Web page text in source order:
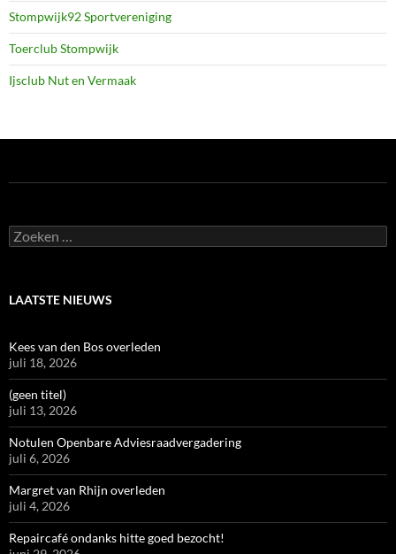
Stompwijk92 Sportvereniging
Toerclub Stompwijk
Ijsclub Nut en Vermaak
Zoeken
naar:
LAATSTE NIEUWS
Kees van den Bos overleden
juli 18, 2026
(geen titel)
juli 13, 2026
Notulen Openbare Adviesraadvergadering
juli 6, 2026
Margret van Rhijn overleden
juli 4, 2026
Repaircafé ondanks hitte goed bezocht!